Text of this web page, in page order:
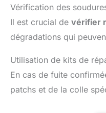
Vérification des
Il est crucial de vérifier
dégradations qui
Utilisation de kits de
En cas de fuite
patchs et de la colle